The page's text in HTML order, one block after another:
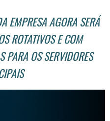
EMPRESA AGORA SERÁ
ROTATIVOS E COM
PARA OS SERVIDORES